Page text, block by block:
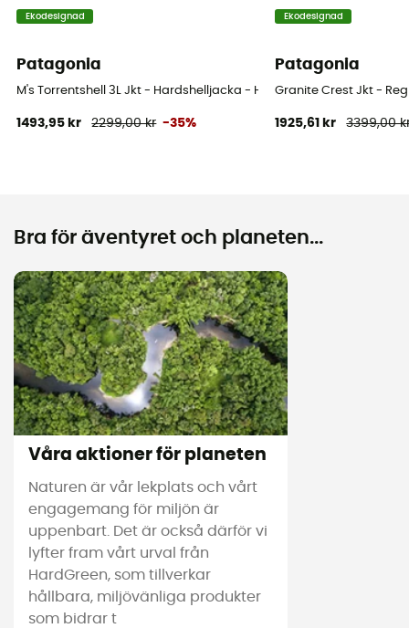
Ekodesignad
Patagonia
M's Torrentshell 3L Jkt - Hardshelljacka - Herr
1493,95 kr 2299,00 kr -35%
Ekodesignad
Patagonia
Granite Crest Jkt -
1925,61 kr 3399,00
Bra för äventyret och planeten...
Våra aktioner för planeten
Naturen är vår lekplats och vårt
engagemang för miljön är
uppenbart. Det är också därför vi
lyfter fram vårt urval från
HardGreen, som tillverkar
hållbara, miljövänliga produkter
som bidrar t